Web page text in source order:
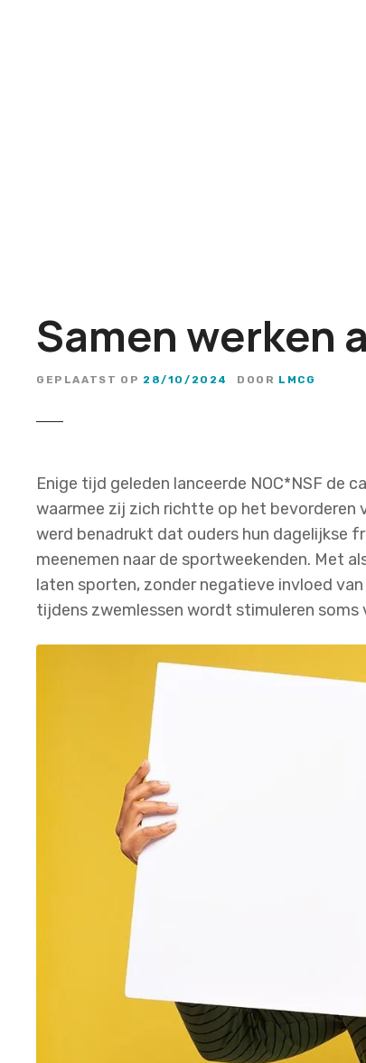
Samen werken
GEPLAATST OP 28/10/2024 DOOR LMCG
Enige tijd geleden lanceerde NOC*NSF de
waarmee zij zich richtte op het bevorderen
werd benadrukt dat ouders hun dagelijkse
meenemen naar de sportweekenden. Met
laten sporten, zonder negatieve invloed
tijdens zwemlessen wordt stimuleren soms